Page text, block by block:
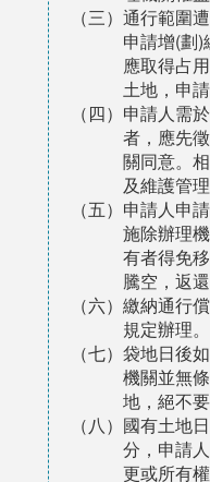
（三）通行範圍
申請增(劃
應取得占
土地，申
（四）申請人需
者，應先
關同意。
及維護管
（五）申請人申
施除辦理
有者得免
騰空，返
（六）繳納通行
規定辦理。
（七）袋地日後
機關並無
地，絕不
（八）國有土地
分，申請
更或所有